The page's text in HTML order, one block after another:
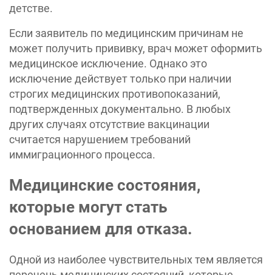
детстве.
Если заявитель по медицинским причинам не
может получить прививку, врач может оформить
медицинское исключение. Однако это
исключение действует только при наличии
строгих медицинских противопоказаний,
подтвержденных документально. В любых
других случаях отсутствие вакцинации
считается нарушением требований
иммиграционного процесса.
Медицинские состояния,
которые могут стать
основанием для отказа.
Одной из наиболее чувствительных тем является